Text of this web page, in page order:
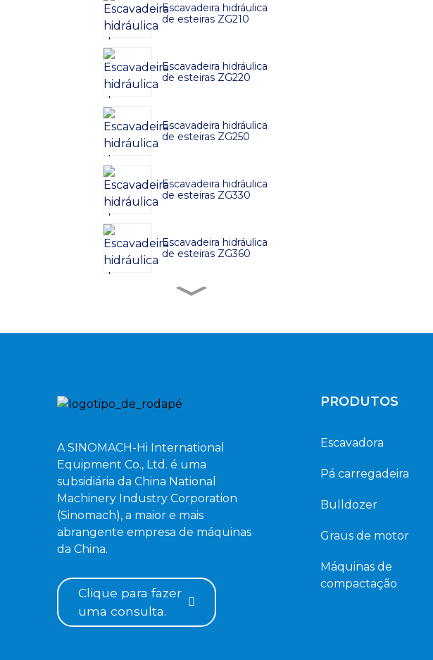
Escavadeira hidráulica
de esteiras ZG210
Escavadeira hidráulica
de esteiras ZG220
Escavadeira hidráulica
de esteiras ZG250
Escavadeira hidráulica
de esteiras ZG330
Escavadeira hidráulica
de esteiras ZG360
Escavadeira hidráulica
de esteiras ZG520
A SINOMACH-Hi International
Equipment Co., Ltd. é uma
subsidiária da China National
Machinery Industry Corporation
(Sinomach), a maior e mais
abrangente empresa de máquinas
da China.
Clique para fazer
uma consulta.
PRODUTOS
Escavadora
Pá carregadeira
Bulldozer
Graus de motor
Máquinas de
compactação